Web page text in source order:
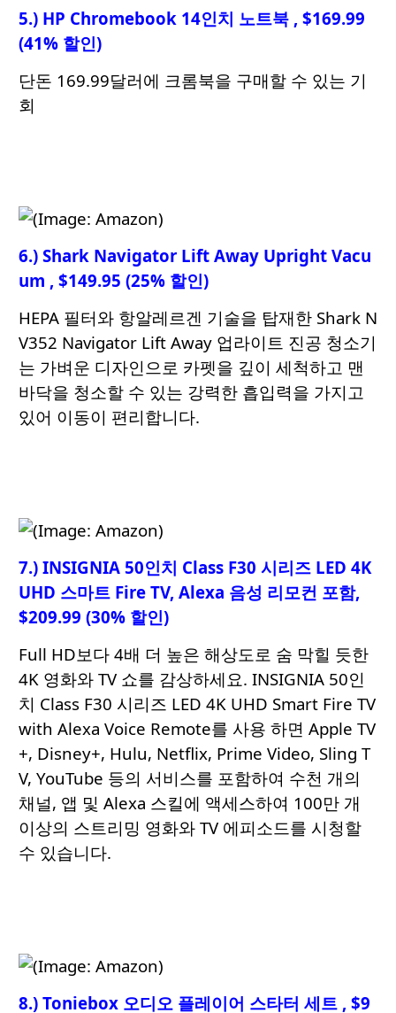
5.) HP Chromebook 14인치 노트북 , $169.99
(41% 할인)
단돈 169.99달러에 크롬북을 구매할 수 있는 기
회
6.) Shark Navigator Lift Away Upright Vacu
um , $149.95 (25% 할인)
HEPA 필터와 항알레르겐 기술을 탑재한 Shark N
V352 Navigator Lift Away 업라이트 진공 청소기
는 가벼운 디자인으로 카펫을 깊이 세척하고 맨
바닥을 청소할 수 있는 강력한 흡입력을 가지고
있어 이동이 편리합니다.
7.) INSIGNIA 50인치 Class F30 시리즈 LED 4K
UHD 스마트 Fire TV, Alexa 음성 리모컨 포함,
$209.99 (30% 할인)
Full HD보다 4배 더 높은 해상도로 숨 막힐 듯한
4K 영화와 TV 쇼를 감상하세요. INSIGNIA 50인
치 Class F30 시리즈 LED 4K UHD Smart Fire TV
with Alexa Voice Remote를 사용 하면 Apple TV
+, Disney+, Hulu, Netflix, Prime Video, Sling T
V, YouTube 등의 서비스를 포함하여 수천 개의
채널, 앱 및 Alexa 스킬에 액세스하여 100만 개
이상의 스트리밍 영화와 TV 에피소드를 시청할
수 있습니다.
8.) Toniebox 오디오 플레이어 스타터 세트 , $9